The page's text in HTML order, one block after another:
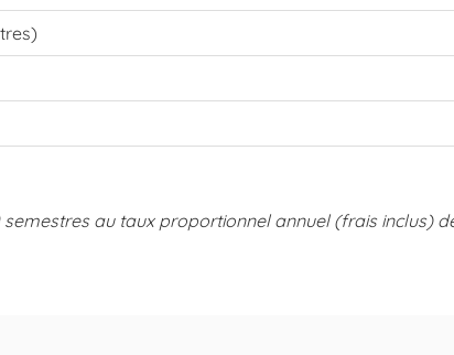
au taux proportionnel annuel (frais inclus)